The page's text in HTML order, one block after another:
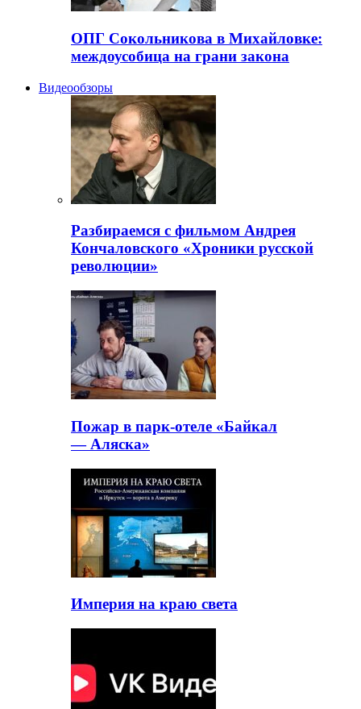
ОПГ Сокольникова в Михайловке:
междоусобица на грани закона
Видеообзоры
Разбираемся с фильмом Андрея
Кончаловского «Хроники русской
революции»
Пожар в парк-отеле «Байкал
— Аляска»
Империя на краю света